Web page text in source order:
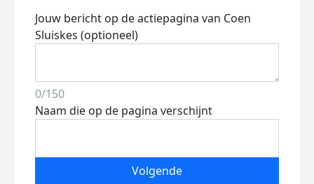
Jouw bericht op de actiepagina van Coen
Sluiskes (optioneel)
0/150
Naam die op de pagina verschijnt
Volgende